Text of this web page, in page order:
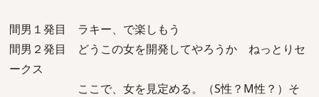
間男１発目 ラキー、で楽しもう
間男２発目 どうこの女を開発してやろうか ねっとりセ
ークス
ここで、女を見定める。（S性？M性？）そ